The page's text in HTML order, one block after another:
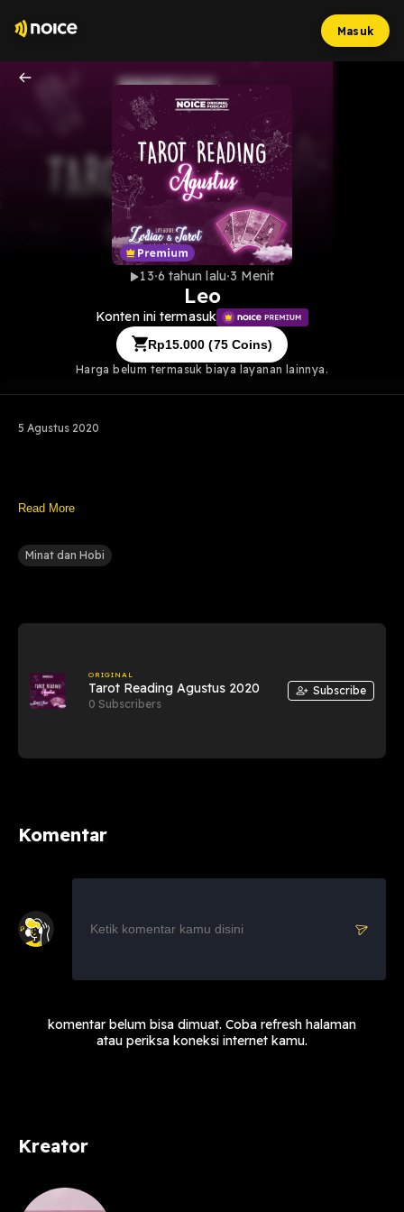
Masuk
13 6 tahun lalu 3 Menit
Leo
Konten ini termasuk
Rp15.000 (75Coins)
Harga belum termasuk biaya layanan lainnya.
5 Agustus 2020
Read More
Minat dan Hobi
ORIGINAL
Tarot Reading Agustus 2020
0 Subscribers
Subscribe
Komentar
komentar belum bisa dimuat. Coba refresh halaman
atau periksa koneksi internet kamu.
Kreator